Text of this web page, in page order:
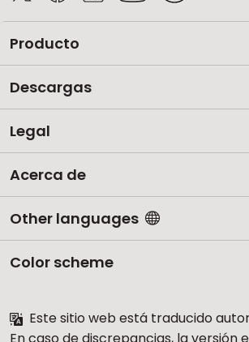
Producto
Descargas
Legal
Acerca de
Other languages
Color scheme
Este sitio web está traducido